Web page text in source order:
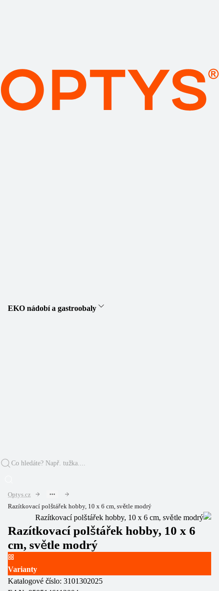
EKO nádobí a gastroobaly
Optys.cz
Razítkovací polštářek hobby, 10 x 6 cm, světle modrý
Razítkovací polštářek hobby, 10 x 6
cm, světle modrý
Varianty
Katalogové číslo: 3101302025